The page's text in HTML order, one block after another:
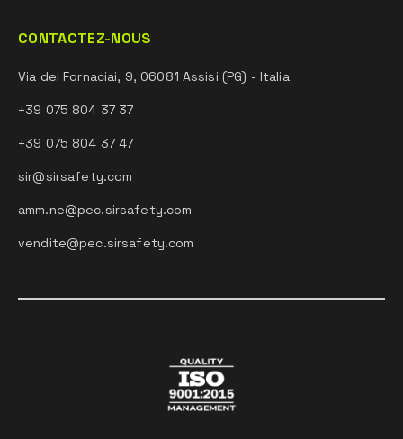
CONTACTEZ-NOUS
Via dei Fornaciai, 9, 06081 Assisi (PG) - Italia
+39 075 804 37 37
+39 075 804 37 47
sir@sirsafety.com
amm.ne@pec.sirsafety.com
vendite@pec.sirsafety.com